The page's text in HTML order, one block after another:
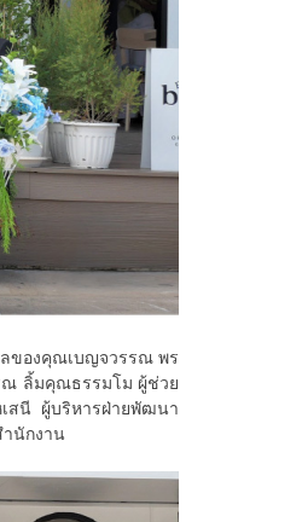
ของคุณเบญจวรรณ พร
ณ ลิ้มคุณธรรมโม ผู้ช่วย
สนี ผู้บริหารฝ่ายพัฒนา
นักงาน